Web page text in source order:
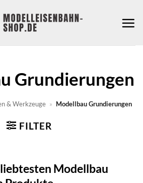
Grundierungen
& Werkzeuge » Modellbau Grundierungen
FILTER
Modellbau